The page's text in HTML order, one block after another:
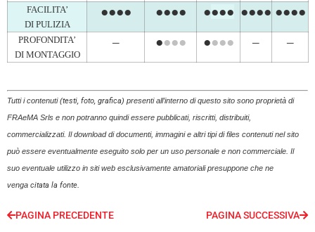
FACILITA’
DI PULIZIA
●●●● ●●●● ●●●● ●●●● ●●●●
PROFONDITA’
DI MONTAGGIO
– ●●●● ●●●● – –
Tutti i contenuti (testi, foto, grafica) presenti all’interno di questo sito sono proprietà di
FRAeMA Srls e non potranno quindi essere pubblicati, riscritti, distribuiti,
commercializzati. Il download di documenti, immagini e altri tipi di files contenuti nel sito
può essere eventualmente eseguito solo per un uso personale e non commerciale. Il
suo eventuale utilizzo in siti web esclusivamente amatoriali presuppone che ne
venga citata la fonte
PAGINA PRECEDENTE PAGINA SUCCESSIVA